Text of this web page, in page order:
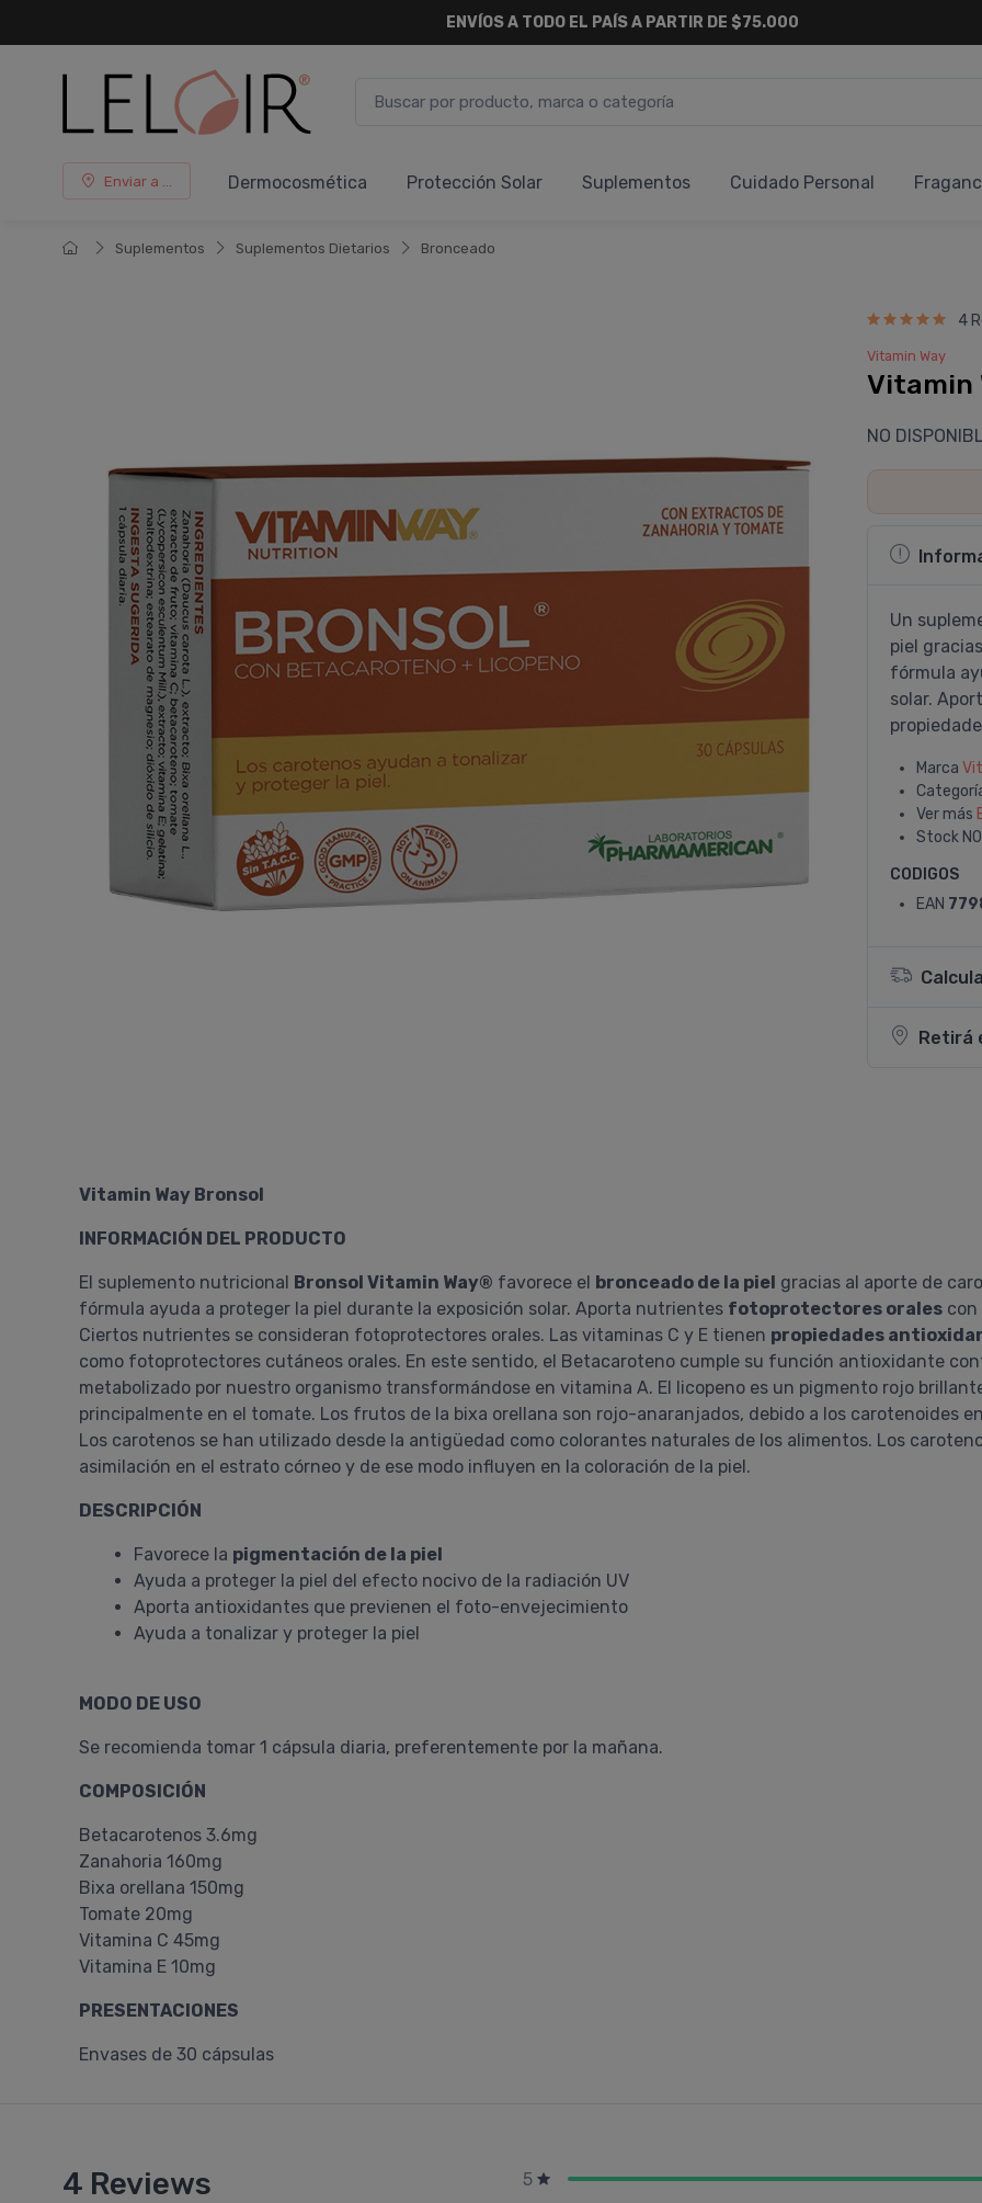
ENVÍOS A TODO EL PAÍS A PARTIR DE $75.000
Enviar a ... Dermocosmética Protección Solar Suplementos Cuidado Personal
Suplementos Suplementos Dietarios Bronceado
4
Vitamin Way
Vitamin
NO
Un
piel
fórmula
solar.
Marca
Ver más
Stock
CODIGOS
EAN
Retirá
Vitamin Way Bronsol
INFORMACIÓN DEL PRODUCTO
El suplemento nutricional Bronsol Vitamin Way® favorece el bronceado de la piel gracias al aporte de
fórmula ayuda a proteger la piel durante la exposición solar. Aporta nutrientes fotoprotectores orales con
Ciertos nutrientes se consideran fotoprotectores orales. Las vitaminas C y E tienen propiedades
como fotoprotectores cutáneos orales. En este sentido, el Betacaroteno cumple su función antioxidante
metabolizado por nuestro organismo transformándose en vitamina A. El licopeno es un pigmento rojo
principalmente en el tomate. Los frutos de la bixa orellana son rojo-anaranjados, debido a los carotenoides
Los carotenos se han utilizado desde la antigüedad como colorantes naturales de los alimentos. Los
asimilación en el estrato córneo y de ese modo influyen en la coloración de la piel.
DESCRIPCIÓN
Favorece la pigmentación de la piel
Ayuda a proteger la piel del efecto nocivo de la radiación UV
Aporta antioxidantes que previenen el foto-envejecimiento
Ayuda a tonalizar y proteger la piel
MODO DE USO
Se recomienda tomar 1 cápsula diaria, preferentemente por la mañana.
COMPOSICIÓN
Betacarotenos 3.6mg
Zanahoria 160mg
Bixa orellana 150mg
Tomate 20mg
Vitamina C 45mg
Vitamina E 10mg
PRESENTACIONES
Envases de 30 cápsulas
4 Reviews 5